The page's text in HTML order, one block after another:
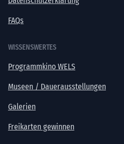
FAQs
WISSENSWERTES
Programmkino WELS
Museen / Dauerausstellungen
Galerien
Freikarten gewinnen